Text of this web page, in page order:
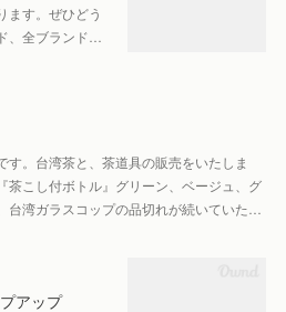
ます。ぜひどう
、全ブランド…
。台湾茶と、茶道具の販売をいたしま
こし付ボトル』グリーン、ベージュ、グ
台湾ガラスコップの品切れが続いていた…
アップ